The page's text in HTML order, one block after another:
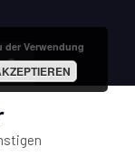
der Verwendung